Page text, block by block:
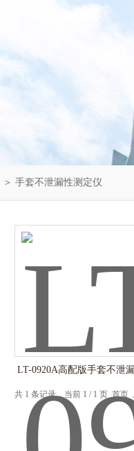
＞ 手套不泄漏性测定仪
LT-0920A高配版手套不泄
共 1 条记录，当前 1 / 1 页 首